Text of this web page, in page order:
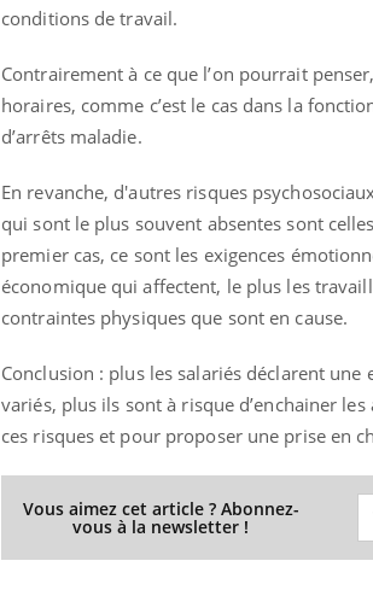
conditions de travail.
Contrairement à ce que l’on pourrait
horaires, comme c’est le cas dans la
d’arrêts maladie.
En revanche, d'autres risques
qui sont le plus souvent absentes sont
premier cas, ce sont les exigences
économique qui affectent, le plus les
contraintes physiques que sont en cause.
Conclusion : plus les salariés déclarent
variés, plus ils sont à risque d’enchainer
ces risques et pour proposer une prise en
Vous aimez cet article ? Abonnez-
vous à la newsletter !